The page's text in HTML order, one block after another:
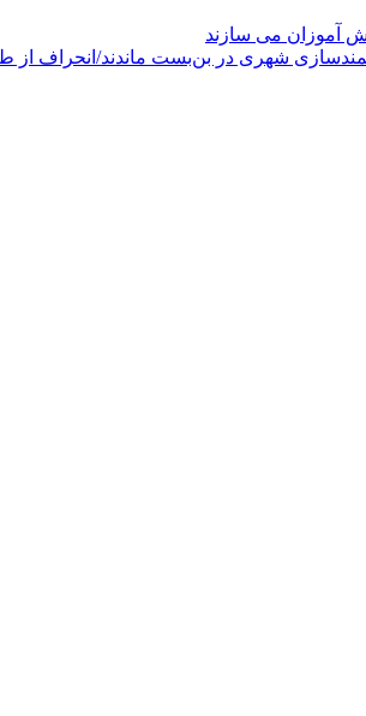
در بن‌بست ماندند/انحراف از طرح جامع ۱۳۸۶ به